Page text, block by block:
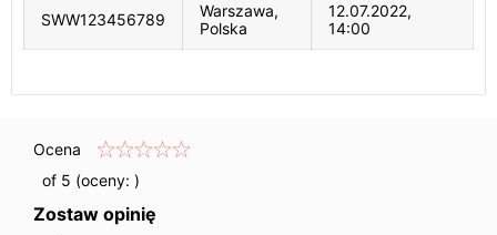
SWW123456789
Warszawa,
Polska
12.07.2022,
14:00
Ocena
of 5 (oceny: )
Zostaw opinię